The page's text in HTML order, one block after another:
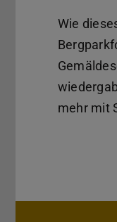
Wie
mehr mit